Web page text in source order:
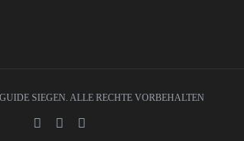
SIEGEN. ALLE RECHTE VORBEHALTEN